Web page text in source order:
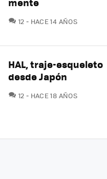
12 COMENTARIOS
HACE 14 AÑOS
HAL, traje-esqueleto
desde Japón
12 COMENTARIOS
HACE 18 AÑOS